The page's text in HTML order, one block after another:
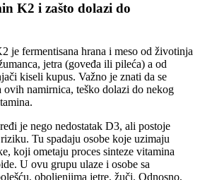
K2 i zašto dolazi do
je fermentisana hrana i meso od životinja
jetra (goveđa ili pileća) a od
kiseli kupus. Važno je znati da se
namirnica, teško dolazi do nekog
je nego nedostatak D3, ali postoje
Tu spadaju osobe koje uzimaju
koji ometaju proces sinteze vitamina
U ovu grupu ulaze i osobe sa
oboljenjima jetre, žuči. Odnosno,